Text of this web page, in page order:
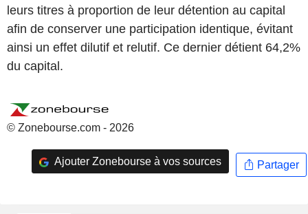
leurs titres à proportion de leur détention au capital
afin de conserver une participation identique, évitant
ainsi un effet dilutif et relutif. Ce dernier détient 64,2%
du capital.
© Zonebourse.com - 2026
Ajouter Zonebourse à vos sources Partager